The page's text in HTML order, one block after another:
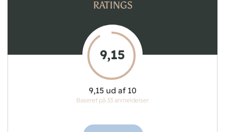
RATINGS
9,15
9,15 ud af 10
Baseret på 33 anmeldelser